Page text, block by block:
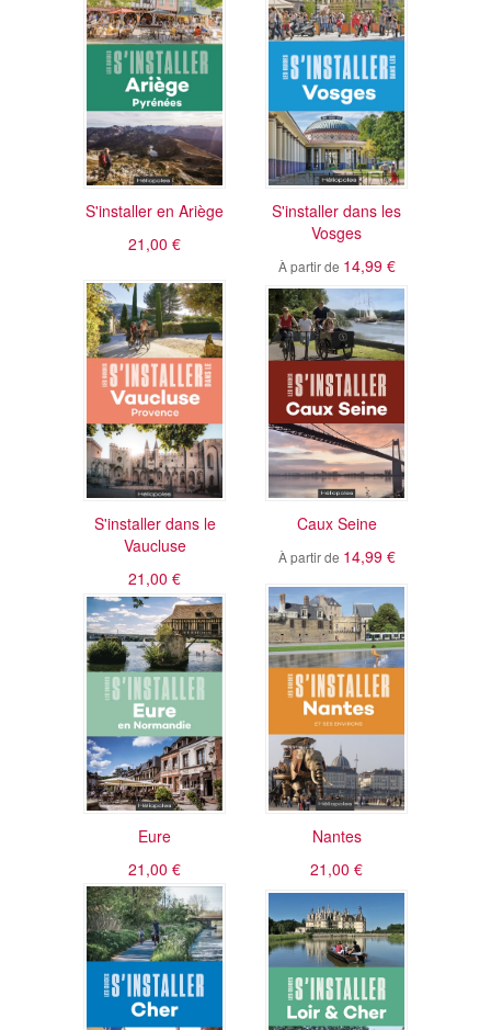
S'installer en Ariège
21,00 €
S'installer dans les
Vosges
À partir de 14,99 €
S'installer dans le
Vaucluse
21,00 €
Caux Seine
À partir de 14,99 €
Eure
21,00 €
Nantes
21,00 €